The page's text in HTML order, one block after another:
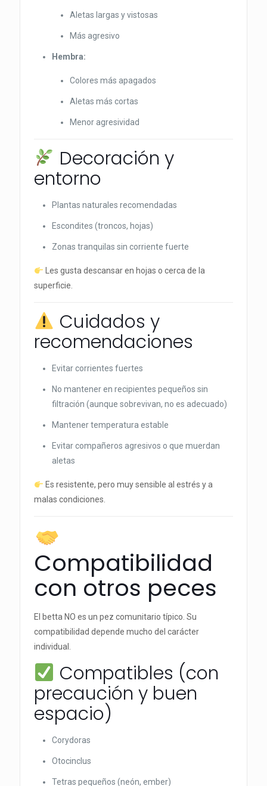
Aletas largas y vistosas
Más agresivo
Hembra:
Colores más apagados
Aletas más cortas
Menor agresividad
Decoración y
entorno
Plantas naturales recomendadas
Escondites (troncos, hojas)
Zonas tranquilas sin corriente fuerte
Les gusta descansar en hojas o cerca de la
superficie.
Cuidados y
recomendaciones
Evitar corrientes fuertes
No mantener en recipientes pequeños sin
filtración (aunque sobrevivan, no es adecuado)
Mantener temperatura estable
Evitar compañeros agresivos o que muerdan
aletas
Es resistente, pero muy sensible al estrés y a
malas condiciones.
Compatibilidad
con otros peces
El betta NO es un pez comunitario típico. Su
compatibilidad depende mucho del carácter
individual.
Compatibles (con
precaución y buen
espacio)
Corydoras
Otocinclus
Tetras pequeños (neón, ember)